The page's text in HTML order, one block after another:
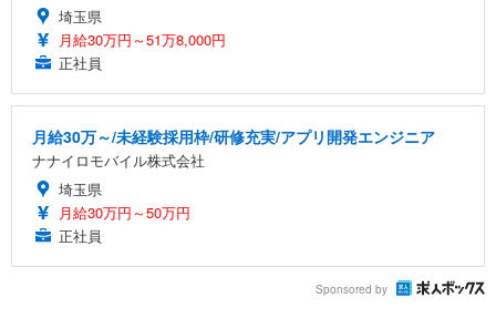
埼玉県
月給30万円～51万8,000円
正社員
月給30万～/未経験採用枠/研修充実/アプリ開発エンジニア
ナナイロモバイル株式会社
埼玉県
月給30万円～50万円
正社員
Sponsored by